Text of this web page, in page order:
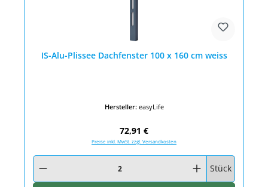
IS-Alu-Plissee Dachfenster 100 x 160 cm weiss
Hersteller: easyLife
Regulärer Preis:
72,91 €
Preise inkl. MwSt. zzgl. Versandkosten
Produkt Anzahl: Gib den gewünschten Wert ein oder benutze die
Stück